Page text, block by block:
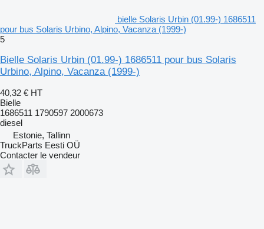
bielle Solaris Urbin (01.99-) 1686511
pour bus Solaris Urbino, Alpino, Vacanza (1999-)
5
Bielle Solaris Urbin (01.99-) 1686511 pour bus Solaris
Urbino, Alpino, Vacanza (1999-)
40,32 € HT
Bielle
1686511 1790597 2000673
diesel
Estonie, Tallinn
TruckParts Eesti OÜ
Contacter le vendeur